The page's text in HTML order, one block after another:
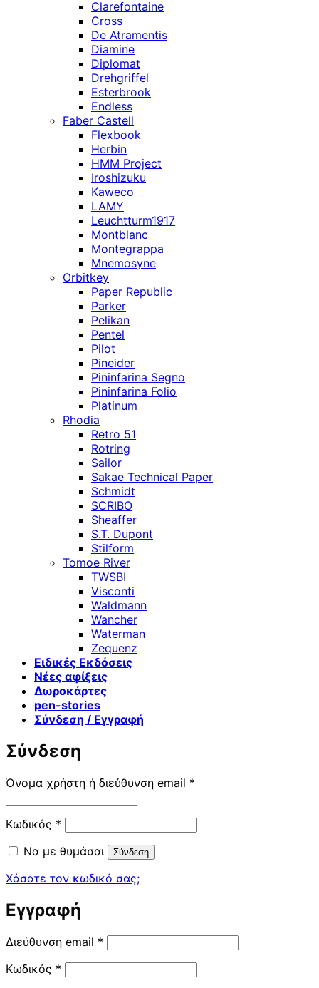
Clarefontaine
Cross
De Atramentis
Diamine
Diplomat
Drehgriffel
Esterbrook
Endless
Faber Castell
Flexbook
Herbin
HMM Project
Iroshizuku
Kaweco
LAMY
Leuchtturm1917
Montblanc
Montegrappa
Mnemosyne
Orbitkey
Paper Republic
Parker
Pelikan
Pentel
Pilot
Pineider
Pininfarina Segno
Pininfarina Folio
Platinum
Rhodia
Retro 51
Rotring
Sailor
Sakae Technical Paper
Schmidt
SCRIBO
Sheaffer
S.T. Dupont
Stilform
Tomoe River
TWSBI
Visconti
Waldmann
Wancher
Waterman
Zequenz
Ειδικές Εκδόσεις
Νέες αφίξεις
Δωροκάρτες
pen-stories
Σύνδεση / Εγγραφή
Σύνδεση
Όνομα χρήστη ή διεύθυνση email *
Κωδικός * Απαιτείται
Να με θυμάσαι
Σύνδεση
Χάσατε τον κωδικό σας;
Εγγραφή
Διεύθυνση email * Απαιτείται
Κωδικός * Απαιτείται